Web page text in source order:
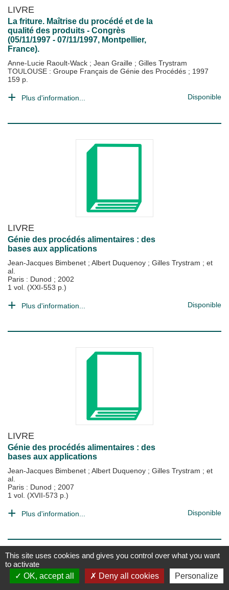
LIVRE
La friture. Maîtrise du procédé et de la
qualité des produits - Congrès
(05/11/1997 - 07/11/1997, Montpellier,
France).
Anne-Lucie Raoult-Wack ; Jean Graille ; Gilles Trystram
TOULOUSE : Groupe Français de Génie des Procédés ; 1997
159 p.
Plus d'information... Disponible
LIVRE
Génie des procédés alimentaires : des
bases aux applications
Jean-Jacques Bimbenet ; Albert Duquenoy ; Gilles Trystram ; et
al.
Paris : Dunod ; 2002
1 vol. (XXI-553 p.)
Plus d'information... Disponible
LIVRE
Génie des procédés alimentaires : des
bases aux applications
Jean-Jacques Bimbenet ; Albert Duquenoy ; Gilles Trystram ; et
al.
Paris : Dunod ; 2007
1 vol. (XVII-573 p.)
Plus d'information... Disponible
This site uses cookies and gives you control over what you want
to activate
OK, accept all
Deny all cookies Personalize